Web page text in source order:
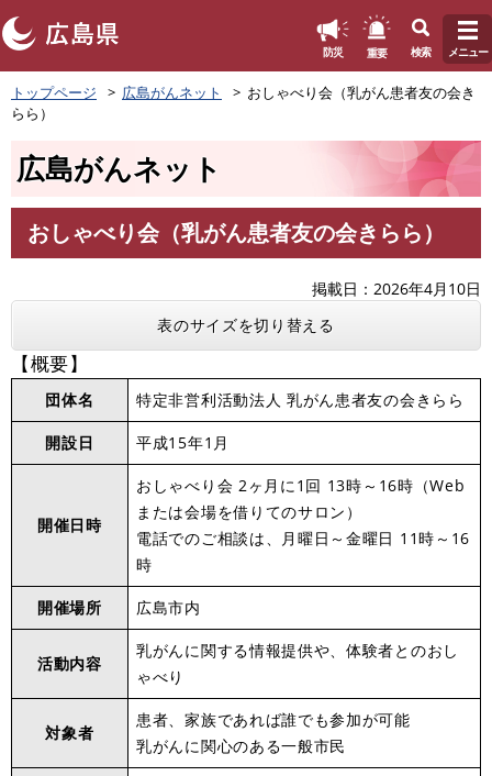
ペ
ー
ジ
。
防災 重要 検索 メニュー
トップページ 広島がんネット
おしゃべり会（乳がん患者友の会き
らら）
広島がんネット
文
おしゃべり会（乳がん患者友の会きらら）
掲載日
2026年4月10日
表のサイズを切り替える
【概要】
団体名 特定非営利活動法人 乳がん患者友の会きらら
開設日 平成15年1月
開催日時
おしゃべり会 2ヶ月に1回 13時～16時（Web
または会場を借りてのサロン）
電話でのご相談は、月曜日～金曜日 11時～16
時
開催場所 広島市内
活動内容
乳がんに関する情報提供や、体験者とのおし
ゃべり
対象者
患者、家族であれば誰でも参加が可能
乳がんに関心のある一般市民